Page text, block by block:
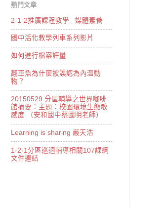
熱門文章
2-1-2推廣課程教學_ 媒體素養
國中活化教學列車系列影片
如何進行檔案評量
翻車魚為什麼被誤認為內溫動
物？
20150529 分區輔導之世界咖啡
館摘要：主題：校園環境生態敏
感度 （安和國中蔡國明老師）
Learning is sharing 嚴天浩
1-2-1分區巡迴輔導相關107課綱
文件連結